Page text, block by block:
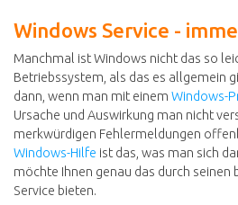
Windows Service -
Manchmal ist Windows nicht das so
Betriebssystem, als das es allgemein
dann, wenn man mit einem Windows-
Ursache und Auswirkung man nicht
merkwürdigen Fehlermeldungen
Windows-Hilfe ist das, was man sich
möchte Ihnen genau das durch seinen
Service bieten.